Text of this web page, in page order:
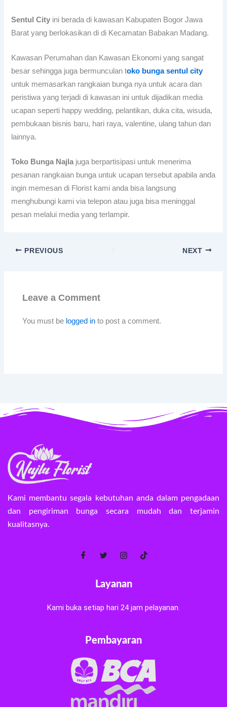
Sentul City ini berada di kawasan Kabupaten Bogor Jawa
Barat yang berlokasikan di di Kecamatan Babakan Madang.
Kawasan Perumahan dan Kawasan Ekonomi yang sangat
besar sehingga juga bermunculan toko bunga sentul city
untuk memasarkan rangkaian bunga nya untuk acara dan
peristiwa yang terjadi di kawasan ini untuk dijadikan media
ucapan seperti happy wedding, pelantikan, duka cita, wisuda,
pembukaan bisnis baru, hari raya, valentine, ulang tahun dan
lainnya.
Toko Bunga Najlajuga berpartisipasi untuk menerima
pesanan rangkaian bunga untuk ucapan tersebut apabila anda
ingin memesan di Florist kami anda bisa langsung
menghubungi kami via telepon atau juga bisa meninggal
pesan melalui media yang terlampir.
PREVIOUS NEXT
Leave a Comment
You must be logged in to post a comment.
Kami membantu segala kebutuhan anda dalam pengadaan
dan pengiriman bunga secara mudah dan terjamin
kualitasnya.
Layanan
Kami buka setiap hari 24 jam pelayanan.
Pembayaran